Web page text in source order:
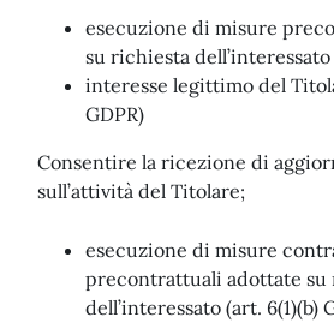
esecuzione di misure
su richiesta dell’interessato
interesse legittimo del
GDPR)
Consentire la ricezione di
sull’attività del Titolare;
esecuzione di misure
precontrattuali adottate su
dell’interessato (art. 6(1)(b)